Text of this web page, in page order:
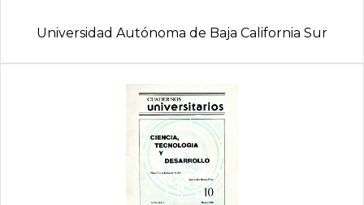
Universidad Autónoma de Baja California Sur